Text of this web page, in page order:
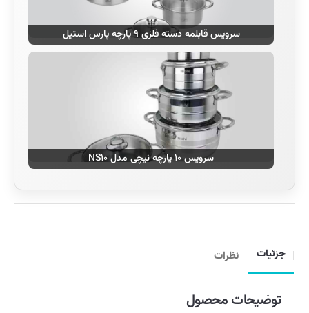
سرویس قابلمه دسته فلزی ۹ پارچه پارس استیل
سرویس ۱۰ پارچه نیچی مدل NS۱۰
جزئیات نظرات
توضیحات محصول